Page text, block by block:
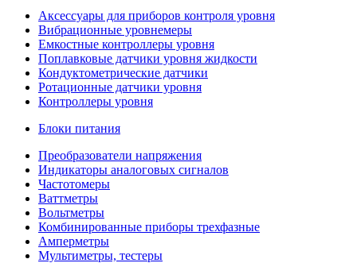
Аксессуары для приборов контроля уровня
Вибрационные уровнемеры
Емкостные контроллеры уровня
Поплавковые датчики уровня жидкости
Кондуктометрические датчики
Ротационные датчики уровня
Контроллеры уровня
Блоки питания
Преобразователи напряжения
Индикаторы аналоговых сигналов
Частотомеры
Ваттметры
Вольтметры
Комбинированные приборы трехфазные
Амперметры
Мультиметры, тестеры